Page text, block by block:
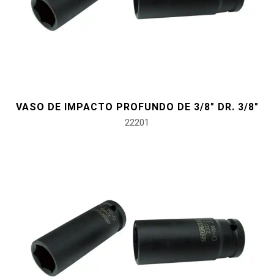
VASO DE IMPACTO PROFUNDO DE 3/8" DR. 3/8"
22201